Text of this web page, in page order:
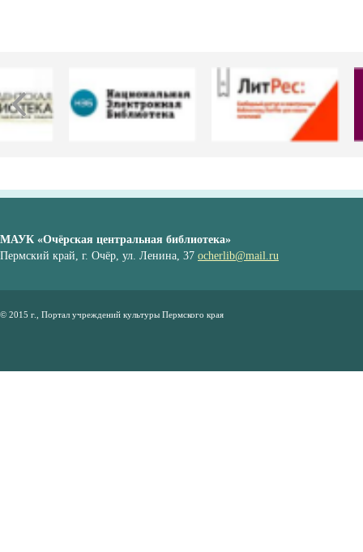
МАУК «Очёрская центральная библиотека»
Пермский край, г. Очёр, ул. Ленина, 37 ocherlib@mail.ru
© 2015 г., Портал учреждений культуры Пермского края